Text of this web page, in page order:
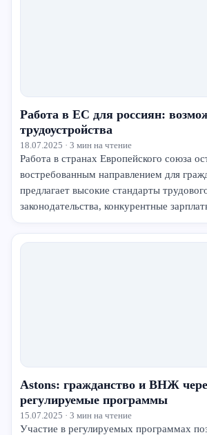
Работа в ЕС для россиян:
трудоустройства
18.07.2025 · 3 мин на чтение
Работа в странах Европейского союза
востребованным направлением для
предлагает высокие стандарты
законодательства, конкурентные
Astons: гражданство и ВНЖ
регулируемые программы
15.07.2025 · 3 мин на чтение
Участие в регулируемых программах